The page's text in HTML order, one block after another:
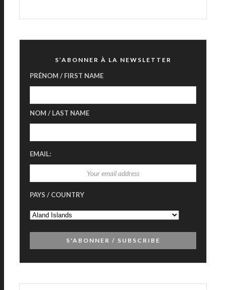
S’ABONNER À LA NEWSLETTER
PRÉNOM / FIRST NAME
NOM / LAST NAME
EMAIL:
PAYS / COUNTRY